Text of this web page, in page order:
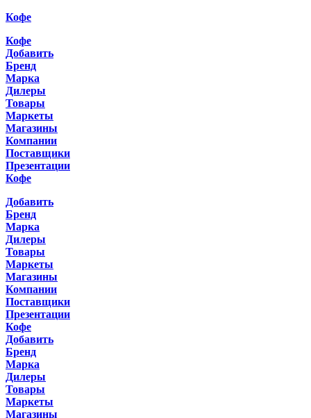
Кофе
Кофе
Добавить
Бренд
Марка
Дилеры
Товары
Маркеты
Магазины
Компании
Поставщики
Презентации
Кофе
Добавить
Бренд
Марка
Дилеры
Товары
Маркеты
Магазины
Компании
Поставщики
Презентации
Кофе
Добавить
Бренд
Марка
Дилеры
Товары
Маркеты
Магазины